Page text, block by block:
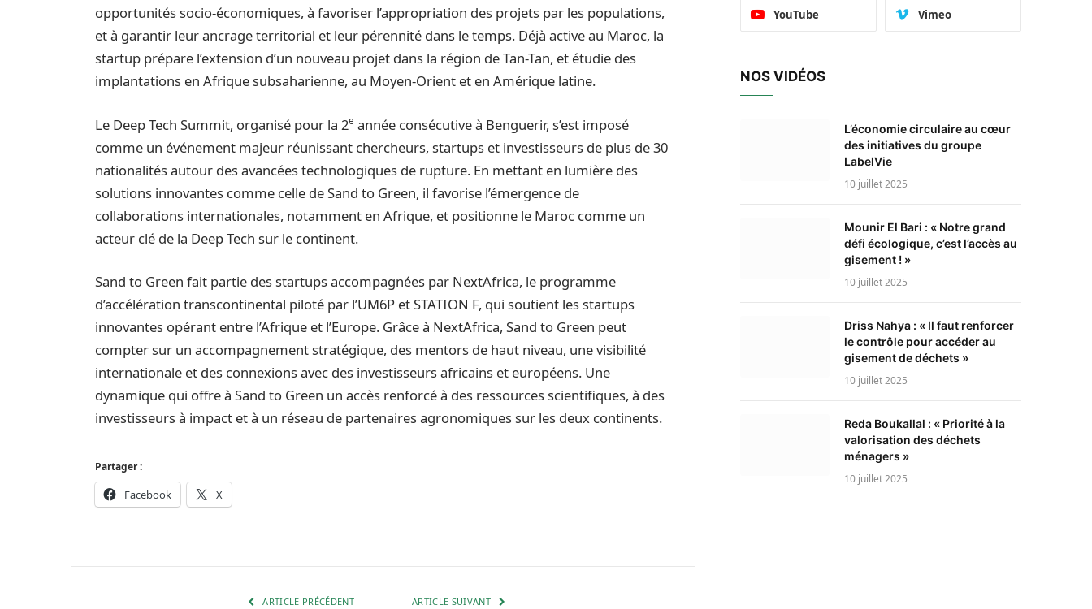
opportunités socio-économiques, à favoriser l’appropriation des projets par les populations,
et à garantir leur ancrage territorial et leur pérennité dans le temps. Déjà active au Maroc, la
startup prépare l’extension d’un nouveau projet dans la région de Tan-Tan, et étudie des
implantations en Afrique subsaharienne, au Moyen-Orient et en Amérique latine.
Le Deep Tech Summit, organisé pour la 2e année consécutive à Benguerir, s’est imposé
comme un événement majeur réunissant chercheurs, startups et investisseurs de plus de 30
nationalités autour des avancées technologiques de rupture. En mettant en lumière des
solutions innovantes comme celle de Sand to Green, il favorise l’émergence de
collaborations internationales, notamment en Afrique, et positionne le Maroc comme un
acteur clé de la Deep Tech sur le continent.
Sand to Green fait partie des startups accompagnées par NextAfrica, le programme
d’accélération transcontinental piloté par l’UM6P et STATION F, qui soutient les startups
innovantes opérant entre l’Afrique et l’Europe. Grâce à NextAfrica, Sand to Green peut
compter sur un accompagnement stratégique, des mentors de haut niveau, une visibilité
internationale et des connexions avec des investisseurs africains et européens. Une
dynamique qui offre à Sand to Green un accès renforcé à des ressources scientifiques, à des
investisseurs à impact et à un réseau de partenaires agronomiques sur les deux continents.
Partager :
Facebook X
ARTICLE PRÉCÉDENT ARTICLE SUIVANT
YouTube Vimeo
NOS VIDÉOS
L’économie circulaire au cœur
des initiatives du groupe
LabelVie
10 juillet 2025
Mounir El Bari : « Notre grand
défi écologique, c’est l’accès au
gisement ! »
10 juillet 2025
Driss Nahya : « Il faut renforcer
le contrôle pour accéder au
gisement de déchets »
10 juillet 2025
Reda Boukallal : « Priorité à la
valorisation des déchets
ménagers »
10 juillet 2025